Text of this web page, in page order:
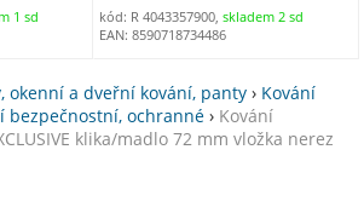
1 sd
kód: R 4043357900,skladem 2 sd
EAN: 8590718734486
okenní a dveřní kování, panty › Kování
bezpečnostní, ochranné › Kování
klika/madlo 72 mm vložka nerez